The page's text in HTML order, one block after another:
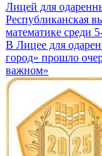
Лицей для
Навигация
по
записям
Республиканская
математике среди
В Лицее для
город» прошло
важном»